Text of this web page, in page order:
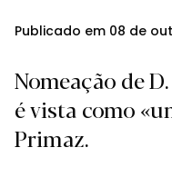
Publicado em 08 de
Nomeação de
é vista como
Primaz.